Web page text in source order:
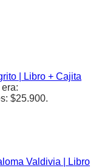
| Libro + Cajita
$25.900.
Valdivia | Libro